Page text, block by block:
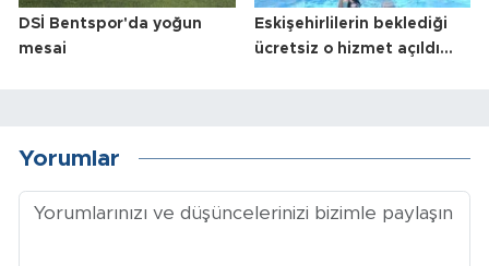
DSİ Bentspor'da yoğun
mesai
Eskişehirlilerin beklediği
ücretsiz o hizmet açıldı...
Yorumlar